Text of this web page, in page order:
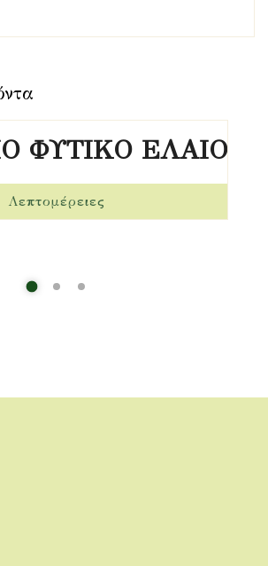
ΦΥΤΙΚΟ ΕΛΑΙΟ